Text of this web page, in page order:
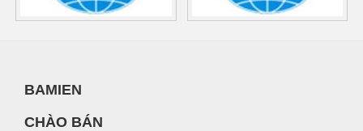
BAMIEN
CHÀO BÁN